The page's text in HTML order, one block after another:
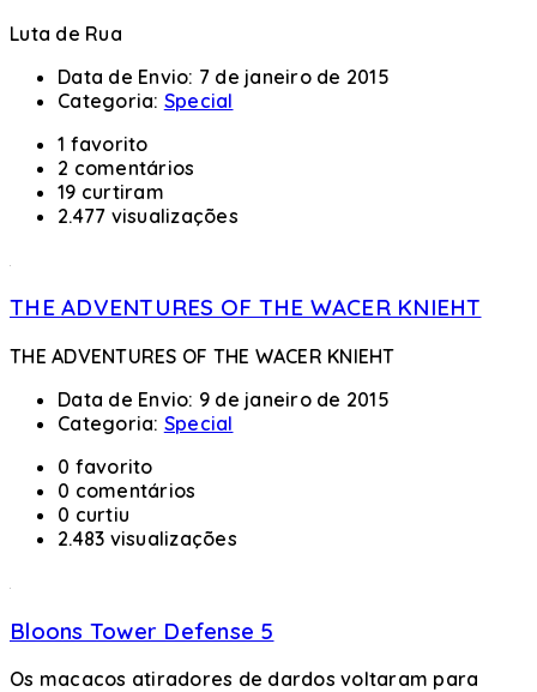
Luta de Rua
Data de Envio: 7 de janeiro de 2015
Categoria: Special
1 favorito
2 comentários
19 curtiram
2.477 visualizações
THE ADVENTURES OF THE WACER KNIEHT
THE ADVENTURES OF THE WACER KNIEHT
Data de Envio: 9 de janeiro de 2015
Categoria: Special
0 favorito
0 comentários
0 curtiu
2.483 visualizações
Bloons Tower Defense 5
Os macacos atiradores de dardos voltaram para